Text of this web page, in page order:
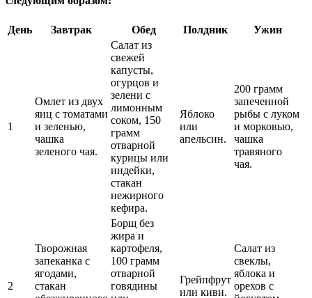
День Завтрак Обед Полдник Ужин
1
Омлет из двух
яиц с томатами
и зеленью,
чашка
зеленого чая.
Салат из
свежей
капусты,
огурцов и
зелени с
лимонным
соком, 150
грамм
отварной
курицы или
индейки,
стакан
нежирного
кефира.
Яблоко
или
апельсин.
200 грамм
запеченной
рыбы с луком
и морковью,
чашка
травяного
чая.
2
Творожная
запеканка с
ягодами,
стакан
Борщ без
жира и
картофеля,
100 грамм
отварной
говядины
Грейпфрут
или киви.
Салат из
свеклы,
яблока и
орехов с